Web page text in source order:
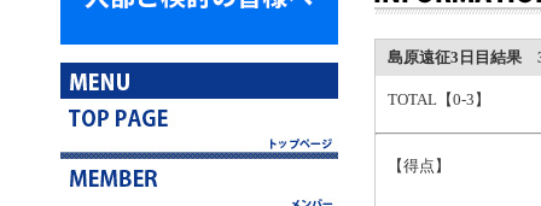
島原遠征3日目結果
TOTAL【0-3】
【得点】